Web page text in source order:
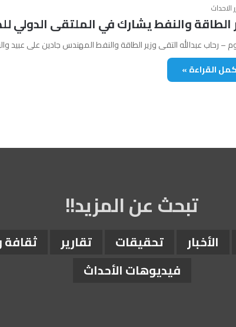
الاحداث
الطاقة والنفط يشارك في الملتقى الدولي
– رحاب عبدالله التقى وزير الطاقة والنفط المهندس جادين على عبيد
القراءة »
تبحث عن المزيد!!
الأخبار تحقيقات تقارير
فيديوهات الأحداث